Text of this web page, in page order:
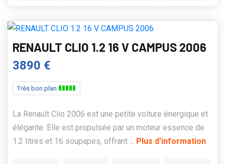
RENAULT CLIO 1.2 16 V CAMPUS 2006
3890 €
Très bon plan
La Renault Clio 2006 est une petite voiture énergique et
élégante. Elle est propulsée par un moteur essence de
1.2 litres et 16 soupapes, offrant ... Plus d'information